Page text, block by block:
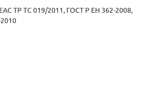
ТР ТС 019/2011, ГОСТ Р ЕН 362-2008,